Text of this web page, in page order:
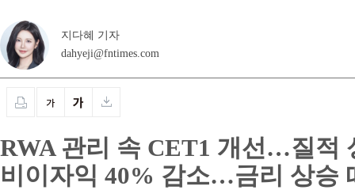
지다혜 기자
dahyeji@fntimes.com
RWA 관리 속 CET1 개선…질적
비이자익 40% 감소…금리 상승